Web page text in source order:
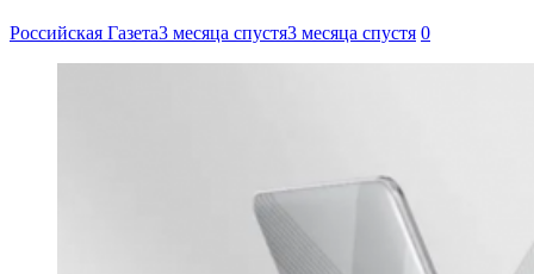
Российская Газета3 месяца спустя3 месяца спустя 0